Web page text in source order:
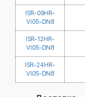
ISR-09HR-
VI05-DN8
ISR-12HR-
VI05-DN8
ISR-24HR-
VI05-DN8